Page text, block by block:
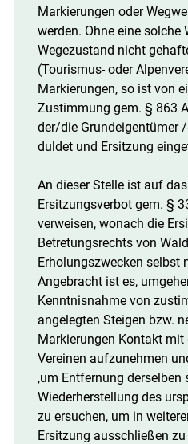
Markierungen oder
werden. Ohne eine
Wegezustand nicht
(Tourismus- oder
Markierungen, so ist von
Zustimmung gem. § 863
der/die Grundeigentümer
duldet und Ersitzung
An dieser Stelle ist auf
Ersitzungsverbot gem. §
verweisen, wonach die
Betretungsrechts von
Erholungszwecken selbst
Angebracht ist es,
Kenntnisnahme von
angelegten Steigen bzw.
Markierungen Kontakt mit
Vereinen aufzunehmen
,um Entfernung derselben
Wiederherstellung des
zu ersuchen, um in
Ersitzung ausschließen zu